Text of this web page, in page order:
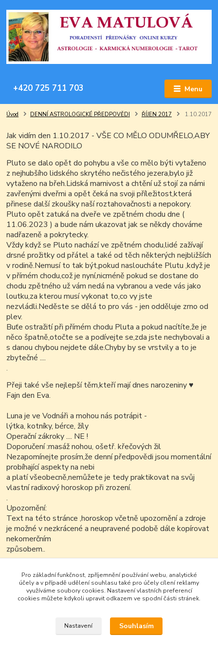
Menu
+420 725 711 703
Úvod DENNÍ ASTROLOGICKÉ PŘEDPOVĚDI ŘÍJEN 2017 1.10.2017
Jak vidím den 1.10.2017 - VŠE CO MĚLO ODUMŘELO,ABY
SE NOVÉ NARODILO
Pluto se dalo opět do pohybu a vše co mělo býti vytaženo
z nejhubšího lidského skrytého nečistého jezera,bylo již
vytaženo na břeh.Lidská marnivost a chtění už stojí za námi
zavřenými dveřmi a opět čeká na svoji příležitost,která
přinese další zkoušky naší roztahovačnosti a nepokory.
Pluto opět zatuká na dveře ve zpětném chodu dne (
11.06.2023 ) a bude nám ukazovat jak se někdy chováme
nadřazeně a pokrytecky.
Vždy když se Pluto nachází ve zpětném chodu,lidé zažívají
drsné prožitky od přátel a také od těch některých nejbližších
v rodině.Nemusí to tak být,pokud nasloucháte Plutu ,když je
v přímém chodu,což je nyní,nicméně pokud se dostane do
chodu zpětného už vám nedá na vybranou a vede vás jako
loutku,za kterou musí vykonat to,co vy jste
nezvládli.Neděste se dělá to pro vás - jen odděluje zrno od
plev.
Buťe ostražití při přímém chodu Pluta a pokud nacítíte,že je
něco špatně,otočte se a podívejte se,zda jste nechybovali a
s danou chybou nejdete dále.Chyby by se vrstvily a to je
zbytečné ....
.
Přeji také vše nejlepší těm,kteří mají dnes narozeniny♥
Fajn den Eva.
Luna je ve Vodnáři a mohou nás potrápit -
lýtka, kotníky, bérce, žíly
Operační zákroky .... NE !
Doporučení :masáž nohou, ošetř. křečových žil
Nezapomínejte prosím,že denní předpovědi jsou momentální
probíhající aspekty na nebi
a platí všeobecně,nemůžete je tedy praktikovat na svůj
vlastní radixový horoskop při zrození.
.
Upozornění:
Text na této stránce ,horoskop včetně upozornění a zdroje
je možné v nezkrácené a neupravené podobě dále kopírovat
nekomerčním
způsobem..
.
Pro základní funkčnost, zpříjemnění používání webu, analytické
účely a v případě udělení souhlasu také pro účely cílení reklamy
využíváme soubory cookies. Nastavení vlastních preferencí
cookies můžete kdykoli upravit odkazem ve spodní části stránek.
Nastavení Souhlasím